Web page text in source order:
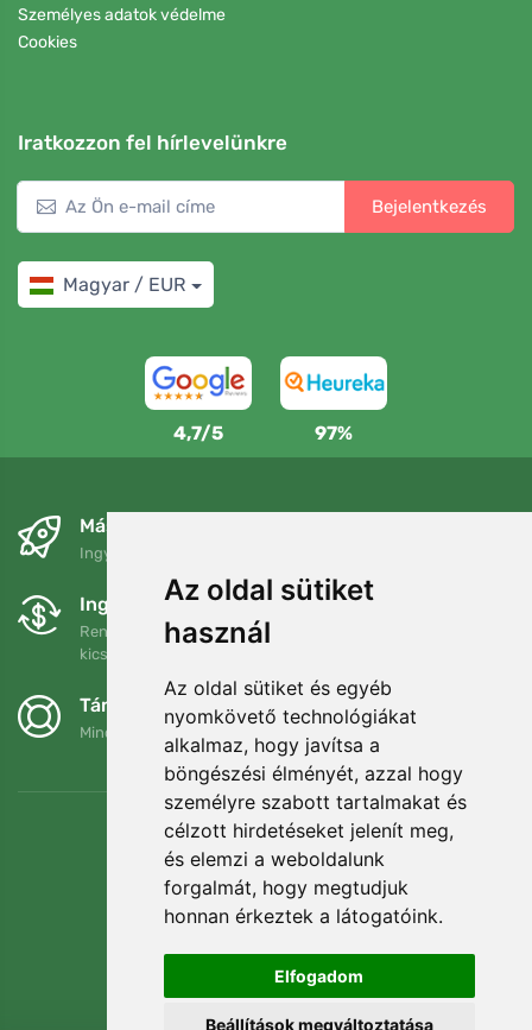
Az oldal sütiket
használ
Az oldal sütiket és egyéb
nyomkövető technológiákat
alkalmaz, hogy javítsa a
böngészési élményét, azzal hogy
személyre szabott tartalmakat és
célzott hirdetéseket jelenít meg,
és elemzi a weboldalunk
forgalmát, hogy megtudjuk
honnan érkeztek a látogatóink.
Elfogadom
Beállítások megváltoztatása
Személyes adatok védelme
Cookies
Iratkozzon fel hírlevelünkre
Bejelentkezés
Magyar / EUR
4,7/5 97%
Másnapra és ingyenesen
Ingyenes szállítás a következő összeg felett: 80 EUR
Ingyenes csere és visszaküldés
Rendelését 90 napon belül bármikor visszaküldheti vagy
kicserélheti.
Támogatjuk a Trees.org-ot
Minden megrendelésért ültetünk egy fát! Bővebben